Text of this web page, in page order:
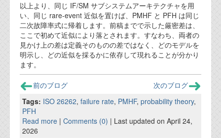
以上より、同じ IF/SM サブシステムアーキテクチャを用
い、同じ rare-event 近似を置けば、PMHF と PFH は同じ
二次故障率式に帰着します。前稿までで示した厳密差は、
ここで初めて近似により落とされます。すなわち、両者の
見かけ上の差は定義そのものの差ではなく、どのモデルを
明示し、どの近似を採るかに依存して現れることが分かり
ます。
前のブログ
次のブログ
Tags: ISO 26262, failure rate, PMHF, probability theory,
PFH
Read more | Comments (0) | Last updated on April 24,
2026